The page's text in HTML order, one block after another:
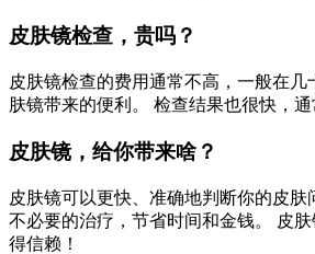
皮肤镜检查，贵吗？
皮肤镜检查的费用通常不高，一般在
肤镜带来的便利。 检查结果也很快，
皮肤镜，给你带来啥？
皮肤镜可以更快、准确地判断你的皮
不必要的治疗，节省时间和金钱。 皮
得信赖！